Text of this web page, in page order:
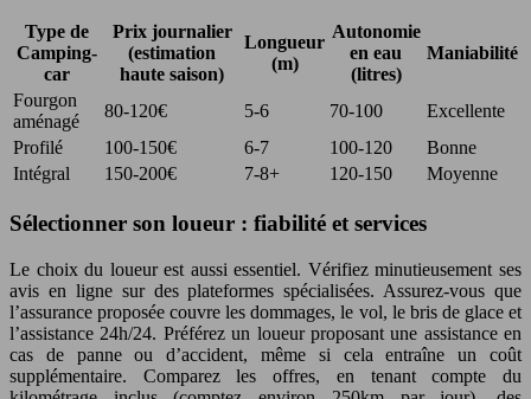
Type de
Camping-
car
Prix journalier
(estimation
haute saison)
Longueur
(m)
Autonomie
en eau
(litres)
Maniabilité
Fourgon
aménagé
80-120€ 5-6 70-100
Excellente
Profilé
100-150€ 6-7 100-120
Bonne
Intégral
150-200€ 7-8+ 120-150 Moyenne
Sélectionner son loueur : fiabilité et services
Le choix du loueur est aussi essentiel. Vérifiez minutieusement ses
avis en ligne sur des plateformes spécialisées. Assurez-vous que
l’assurance proposée couvre les dommages, le vol, le bris de glace et
l’assistance 24h/24. Préférez un loueur proposant une assistance en
cas de panne ou d’accident, même si cela entraîne un coût
supplémentaire. Comparez les offres, en tenant compte du